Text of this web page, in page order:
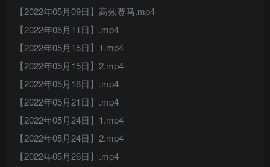
【2022年05月09日】高效赛马.mp4
【2022年05月11日】.mp4
【2022年05月15日】1.mp4
【2022年05月15日】2.mp4
【2022年05月18日】.mp4
【2022年05月21日】.mp4
【2022年05月24日】1.mp4
【2022年05月24日】2.mp4
【2022年05月26日】.mp4